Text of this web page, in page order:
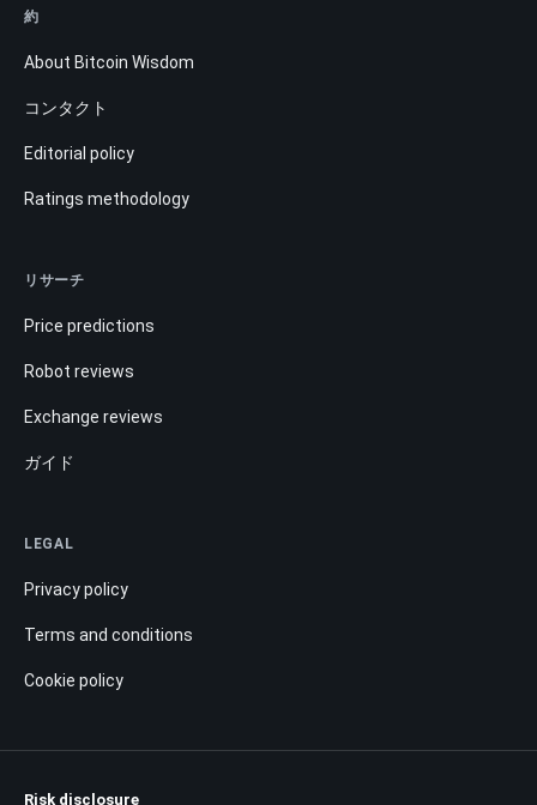
約
About Bitcoin Wisdom
コンタクト
Editorial policy
Ratings methodology
リサーチ
Price predictions
Robot reviews
Exchange reviews
ガイド
LEGAL
Privacy policy
Terms and conditions
Cookie policy
Risk disclosure